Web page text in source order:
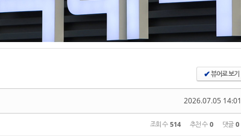
✔뷰어로 보기
2026.07.05 14:01
조회 수 514 추천 수 0 댓글 0